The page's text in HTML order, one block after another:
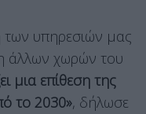
υπηρεσιών μας
άλλων χωρών του
μια επίθεση της
το 2030», δήλωσε